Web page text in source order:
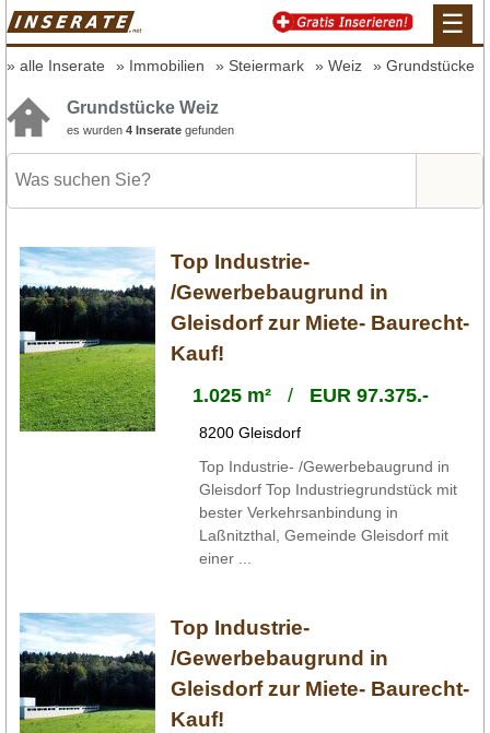
☰
alle Inserate Immobilien Steiermark Weiz Grundstücke
Grundstücke Weiz
es wurden 4 Inserate gefunden
Top Industrie-
/Gewerbebaugrund in
Gleisdorf zur Miete- Baurecht-
Kauf!
1.025 m²/ EUR 97.375.-
8200 Gleisdorf
Top Industrie- /Gewerbebaugrund in
Gleisdorf Top Industriegrundstück mit
bester Verkehrsanbindung in
Laßnitzthal, Gemeinde Gleisdorf mit
einer ...
Top Industrie-
/Gewerbebaugrund in
Gleisdorf zur Miete- Baurecht-
Kauf!